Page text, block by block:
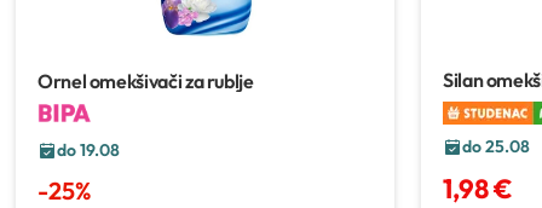
Ornel omekšivači za rublje
do 19.08
-25%
Silan
do 25.08
1,98 €